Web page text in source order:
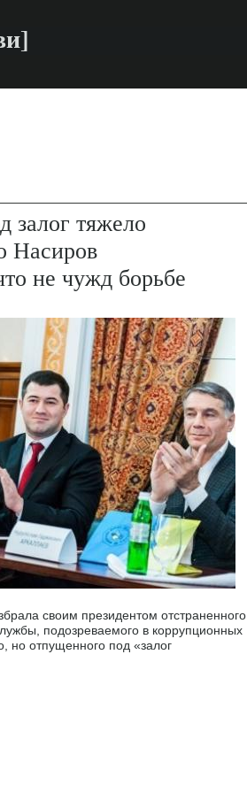
залог тяжело
Насиров
не чужд борьбе
своим президентом отстраненного
подозреваемого в коррупционных
но отпущенного под «залог